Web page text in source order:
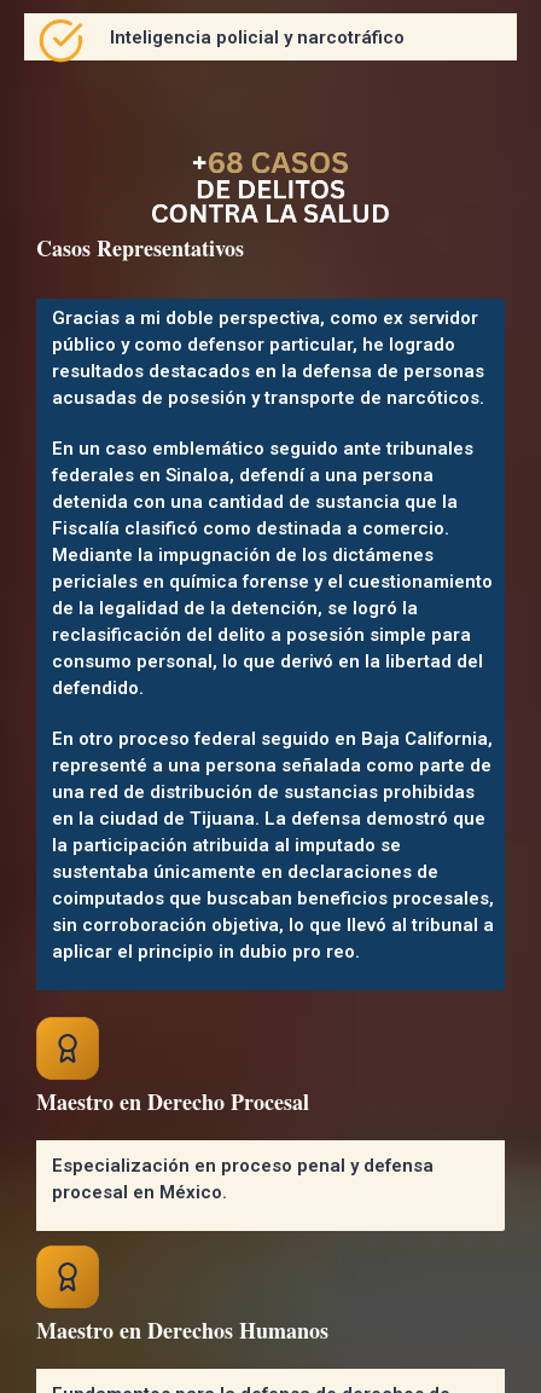
Inteligencia policial y narcotráfico
Casos Representativos
Gracias a mi doble perspectiva, como ex servidor
público y como defensor particular, he logrado
resultados destacados en la defensa de personas
acusadas de posesión y transporte de narcóticos.
En un caso emblemático seguido ante tribunales
federales en Sinaloa, defendí a una persona
detenida con una cantidad de sustancia que la
Fiscalía clasificó como destinada a comercio.
Mediante la impugnación de los dictámenes
periciales en química forense y el cuestionamiento
de la legalidad de la detención, se logró la
reclasificación del delito a posesión simple para
consumo personal, lo que derivó en la libertad del
defendido.
En otro proceso federal seguido en Baja California,
representé a una persona señalada como parte de
una red de distribución de sustancias prohibidas
en la ciudad de Tijuana. La defensa demostró que
la participación atribuida al imputado se
sustentaba únicamente en declaraciones de
coimputados que buscaban beneficios procesales,
sin corroboración objetiva, lo que llevó al tribunal a
aplicar el principio in dubio pro reo.
Maestro en Derecho Procesal
Especialización en proceso penal y defensa
procesal en México.
Maestro en Derechos Humanos